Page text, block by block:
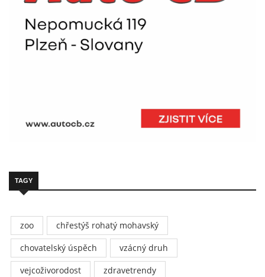
TAGY
zoo
chřestýš rohatý mohavský
chovatelský úspěch
vzácný druh
vejcoživorodost
zdravetrendy